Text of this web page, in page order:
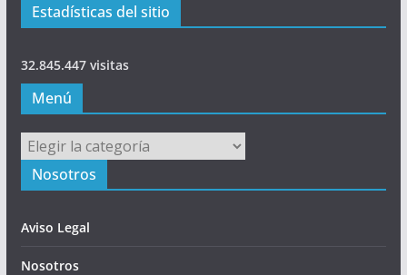
Estadísticas del sitio
32.845.447 visitas
Menú
Menú
Nosotros
Aviso Legal
Nosotros